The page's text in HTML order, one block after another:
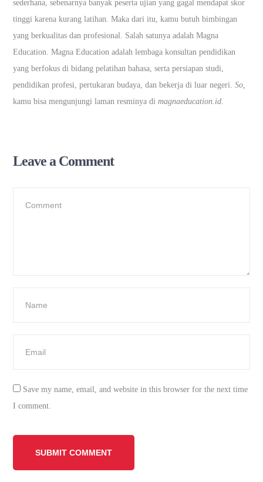
sederhana, sebenarnya banyak peserta ujian yang gagal mendapat skor
tinggi karena kurang latihan. Maka dari itu, kamu butuh bimbingan
yang berkualitas dan profesional. Salah satunya adalah Magna
Education. Magna Education adalah lembaga konsultan pendidikan
yang berfokus di bidang pelatihan bahasa, serta persiapan studi,
pendidikan profesi, pertukaran budaya, dan bekerja di luar negeri.So,
kamu bisa mengunjungi laman resminya dimagnaeducation.id.
Leave a Comment
Save my name, email, and website in this browser for the next time
I comment.